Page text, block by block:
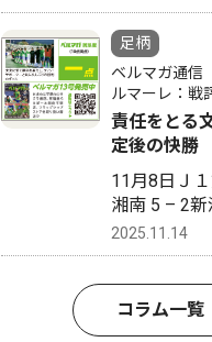
社会
神奈川県警 松田警
殊詐欺等防止の協力
足柄
ベルマガ通信
ルマーレ：戦
責任をとる
定後の快勝
11月8日Ｊ
湘南 5 – 2新
2025.11.14
コラム一覧